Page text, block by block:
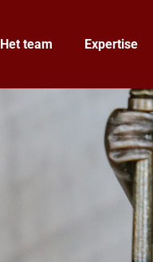
Het team Expertise